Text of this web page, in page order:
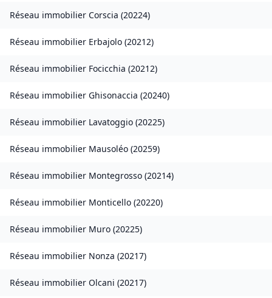
Réseau immobilier Corscia (20224)
Réseau immobilier Erbajolo (20212)
Réseau immobilier Focicchia (20212)
Réseau immobilier Ghisonaccia (20240)
Réseau immobilier Lavatoggio (20225)
Réseau immobilier Mausoléo (20259)
Réseau immobilier Montegrosso (20214)
Réseau immobilier Monticello (20220)
Réseau immobilier Muro (20225)
Réseau immobilier Nonza (20217)
Réseau immobilier Olcani (20217)